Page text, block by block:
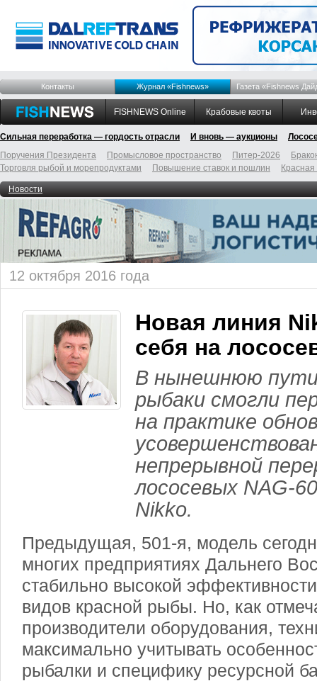
Контакты Журнал «Fishnews» Газета «Fishnews
FISHNEWS Online Крабовые квоты
Сильная переработка — гордость отрасли И вновь — аукционы
Поручения Президента
Промысловое пространство Питер-2026
Торговля рыбой и морепродуктами
Повышение ставок и пошлин
Новости
12 октября 2016 года
Новая линия
себя на
В нынешнюю
рыбаки смогли
на практике
непрерывной
лососевых NAG-
Nikko.
Предыдущая, 501-я, модель
многих предприятиях Дальнего
стабильно высокой
видов красной рыбы. Но, как
производители оборудования,
максимально учитывать
рыбалки и специфику ресурсной